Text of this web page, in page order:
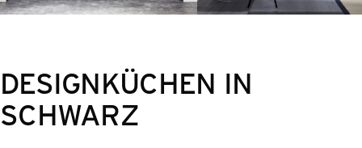
DESIGNKÜCHEN IN
SCHWARZ